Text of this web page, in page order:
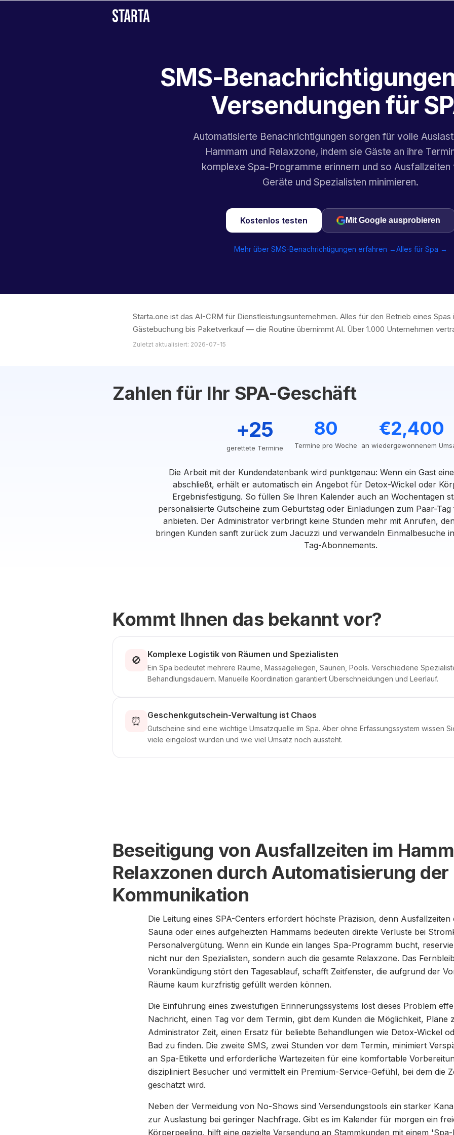
SMS-
Versendungen für
Automatisierte Benachrichtigungen sorgen für volle
Hammam und Relaxzone, indem sie Gäste an ihre
komplexe Spa-Programme erinnern und so Ausfallzeiten
Geräte und Spezialisten minimieren.
Kostenlos testen Mit Google ausprobieren
Mehr über SMS-Benachrichtigungen erfahren →Alles für Spa →
Starta.one ist das AI-CRM für Dienstleistungsunternehmen. Alles für den Betrieb eines
Gästebuchung bis Paketverkauf — die Routine übernimmt AI. Über 1.000 Unternehmen
Zuletzt aktualisiert: 2026-07-15
Zahlen für Ihr SPA-Geschäft
+25
gerettete Termine
80
Termine pro Woche
€2,400
an wiedergewonnenem
Die Arbeit mit der Kundendatenbank wird punktgenau: Wenn ein Gast
abschließt, erhält er automatisch ein Angebot für Detox-Wickel oder
Ergebnisfestigung. So füllen Sie Ihren Kalender auch an Wochentagen
personalisierte Gutscheine zum Geburtstag oder Einladungen zum Paar-
anbieten. Der Administrator verbringt keine Stunden mehr mit Anrufen,
bringen Kunden sanft zurück zum Jacuzzi und verwandeln Einmalbesuche
Tag-Abonnements.
Kommt Ihnen das bekannt vor?
🚫 Komplexe Logistik von Räumen und Spezialisten
Ein Spa bedeutet mehrere Räume, Massageliegen, Saunen, Pools. Verschiedene
Behandlungsdauern. Manuelle Koordination garantiert Überschneidungen und Leerlauf.
⏰ Geschenkgutschein-Verwaltung ist Chaos
Gutscheine sind eine wichtige Umsatzquelle im Spa. Aber ohne Erfassungssystem wissen
viele eingelöst wurden und wie viel Umsatz noch aussteht.
Beseitigung von Ausfallzeiten im
Relaxzonen durch Automatisierung der
Kommunikation
Die Leitung eines SPA-Centers erfordert höchste Präzision, denn
Sauna oder eines aufgeheizten Hammams bedeuten direkte Verluste bei
Personalvergütung. Wenn ein Kunde ein langes Spa-Programm bucht,
nicht nur den Spezialisten, sondern auch die gesamte Relaxzone. Das
Vorankündigung stört den Tagesablauf, schafft Zeitfenster, die aufgrund der
Räume kaum kurzfristig gefüllt werden können.
Die Einführung eines zweistufigen Erinnerungssystems löst dieses Problem
Nachricht, einen Tag vor dem Termin, gibt dem Kunden die Möglichkeit, Pläne
Administrator Zeit, einen Ersatz für beliebte Behandlungen wie Detox-Wickel
Bad zu finden. Die zweite SMS, zwei Stunden vor dem Termin, minimiert
an Spa-Etikette und erforderliche Wartezeiten für eine komfortable
diszipliniert Besucher und vermittelt ein Premium-Service-Gefühl, bei dem die
geschätzt wird.
Neben der Vermeidung von No-Shows sind Versendungstools ein starker
zur Auslastung bei geringer Nachfrage. Gibt es im Kalender für morgen ein
Körperpeeling, hilft eine gezielte Versendung an Stammkunden mit einem